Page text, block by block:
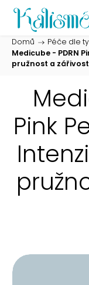
Domů / Péče dle
Medicube - PDRN
pružnost a
Pink